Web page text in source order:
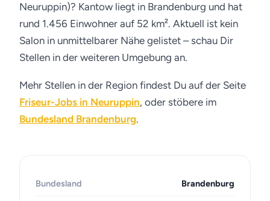
Neuruppin)? Kantow liegt in Brandenburg und hat
rund 1.456 Einwohner auf 52 km². Aktuell ist kein
Salon in unmittelbarer Nähe gelistet – schau Dir
Stellen in der weiteren Umgebung an.
Mehr Stellen in der Region findest Du auf der Seite
Friseur-Jobs in Neuruppin, oder stöbere im
Bundesland Brandenburg.
Bundesland Brandenburg